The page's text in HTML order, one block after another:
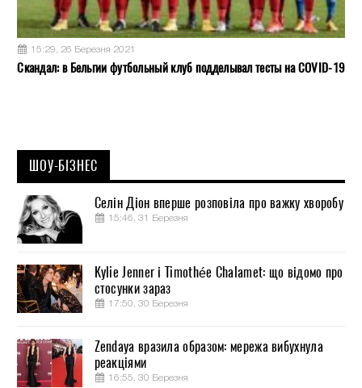
15:29, 26 Березня 2021
Скандал: в Бельгии футбольный клуб подделывал тесты на COVID-19
ШОУ-БІЗНЕС
Селін Діон вперше розповіла про важку хворобу
15:46, 31 Березня
Kylie Jenner і Timothée Chalamet: що відомо про
стосунки зараз
17:50, 30 Березня
Zendaya вразила образом: мережа вибухнула
реакціями
16:55, 30 Березня